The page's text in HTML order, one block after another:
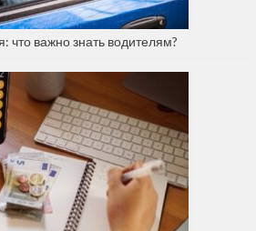
что важно знать водителям?